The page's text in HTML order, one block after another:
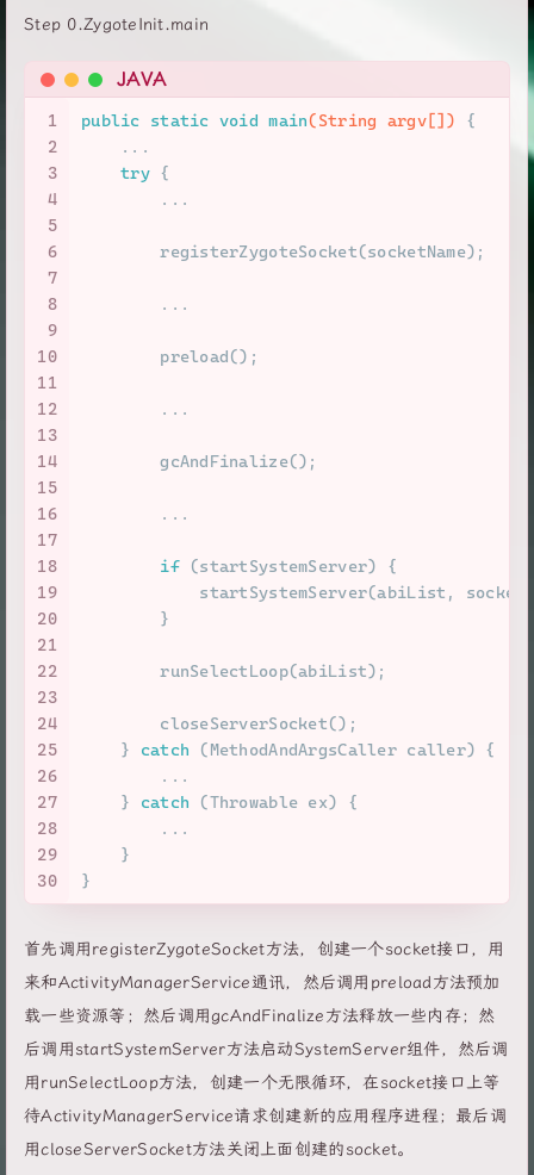
Step 0.ZygoteInit.main
JAVA
1
2
3
4
5
6
7
8
9
10
11
12
13
14
15
16
17
18
19
20
21
22
23
24
25
26
27
28
29
30
public static void main(String argv[]) {
    ...
try {
        ...
        registerZygoteSocket(socketName);
        ...
        preload();
        ...
        gcAndFinalize();
        ...
if (startSystemServer) {
startSystemServer(abiList,
        }
        runSelectLoop(abiList);
        closeServerSocket();
    }
catch (MethodAndArgsCaller caller) {
        ...
    }
catch (Throwable ex) {
        ...
    }
}
首先调用registerZygoteSocket方法，创建一个socket接口，用
来和ActivityManagerService通讯，然后调用preload方法预加
载一些资源等；然后调用gcAndFinalize方法释放一些内存；然
后调用startSystemServer方法启动SystemServer组件，然后调
用runSelectLoop方法，创建一个无限循环，在socket接口上等
待ActivityManagerService请求创建新的应用程序进程；最后调
用closeServerSocket方法关闭上面创建的socket。